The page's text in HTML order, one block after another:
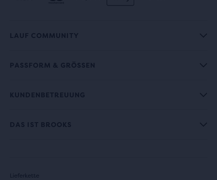
LAUF COMMUNITY
PASSFORM & GRÖSSEN
KUNDENBETREUUNG
DAS IST BROOKS
Lieferkette